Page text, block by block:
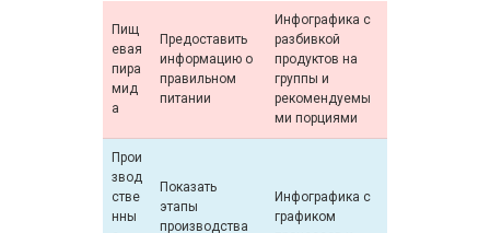
Пищ
евая
пира
мид
а
Предоставить
информацию о
правильном
питании
Инфографика с
разбивкой
продуктов на
группы и
рекомендуемы
ми порциями
Прои
звод
стве
нны
Показать
этапы
производства
Инфографика с
графиком